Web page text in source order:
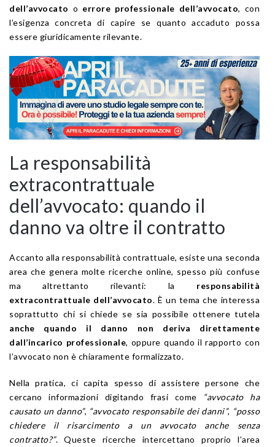
dell’avvocato o errore professionale dell’avvocato, con
l’esigenza concreta di capire se quanto accaduto possa
essere giuridicamente rilevante.
La responsabilità
extracontrattuale
dell’avvocato: quando il
danno va oltre il contratto
Accanto alla responsabilità contrattuale, esiste una seconda
area che genera molte ricerche online, spesso più confuse
ma altrettanto rilevanti: la responsabilità
extracontrattuale dell’avvocato. È un tema che interessa
soprattutto chi si chiede se sia possibile ottenere tutela
anche quando il danno non deriva direttamente
dall’incarico professionale, oppure quando il rapporto con
l’avvocato non è chiaramente formalizzato.
Nella pratica, ci capita spesso di assistere persone che
cercano informazioni digitando frasi come
“avvocato ha
causato un danno”, “avvocato responsabile dei danni”, “posso
chiedere il risarcimento a un avvocato anche senza
contratto?”. Queste ricerche intercettano proprio l’area